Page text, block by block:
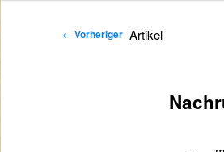
Artikel
← Vorheriger